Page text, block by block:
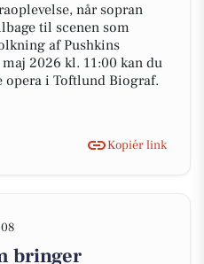
når sopran
til scenen som
af Pushkins
2026 kl. 11:00 kan du
opera i Toftlund Biograf.
Kopiér link
bringer